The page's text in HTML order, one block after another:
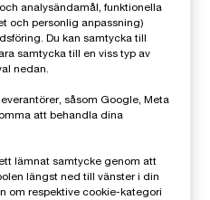
får du konkreta tips
kan se ut.
utifrån CSRD
Reporting Directive)
analysändamål, funktionella
och personlig anpassning)
Du kan samtycka till
samtycka till en viss typ av
nedan.
såsom Google, Meta
att behandla dina
lämnat samtycke genom att
längst ned till vänster i din
om respektive cookie-kategori